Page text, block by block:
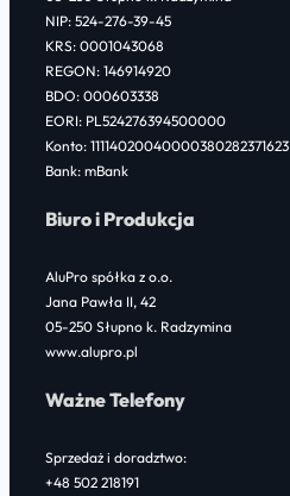
o
k
r
I
n
NIP: 524-276-39-45
KRS: 0001043068
REGON: 146914920
BDO: 000603338
EORI: PL524276394500000
Konto: 11114020040000380282371623
Bank: mBank
Biuro i Produkcja
AluPro spółka z o.o.
Jana Pawła II, 42
05-250 Słupno k. Radzymina
www.alupro.pl
Ważne Telefony
Sprzedaż i doradztwo:
+48 502 218191